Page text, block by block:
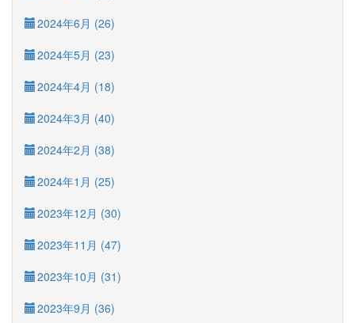
2024年6月 (26)
2024年5月 (23)
2024年4月 (18)
2024年3月 (40)
2024年2月 (38)
2024年1月 (25)
2023年12月 (30)
2023年11月 (47)
2023年10月 (31)
2023年9月 (36)